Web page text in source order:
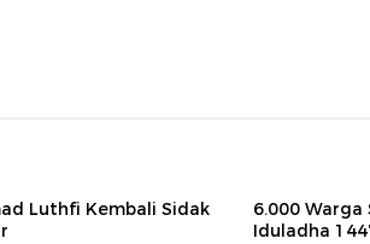
Luthfi Kembali Sidak
6.000 Warga
Iduladha